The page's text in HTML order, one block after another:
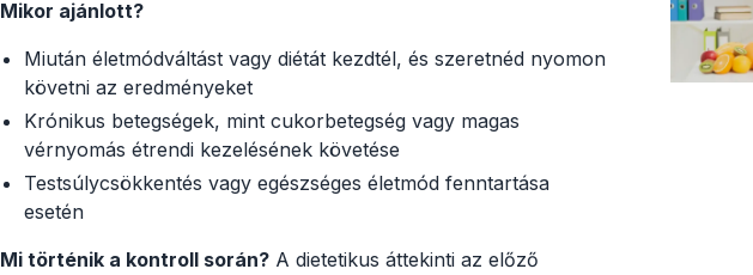
Mikor ajánlott?
Miután életmódváltást vagy diétát kezdtél, és szeretnéd nyomon
követni az eredményeket
Krónikus betegségek, mint cukorbetegség vagy magas
vérnyomás étrendi kezelésének követése
Testsúlycsökkentés vagy egészséges életmód fenntartása
esetén
Mi történik a kontroll során? A dietetikus áttekinti az előző